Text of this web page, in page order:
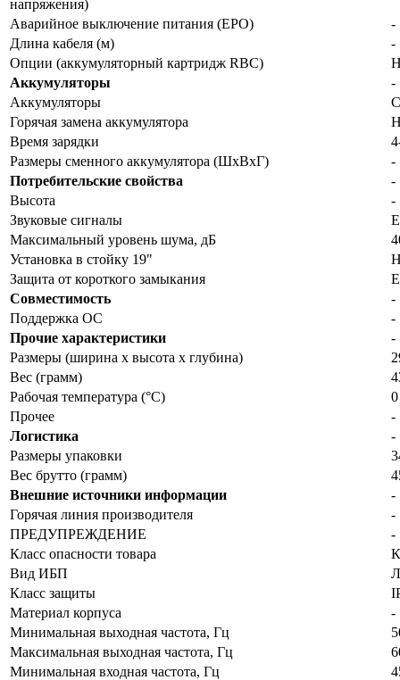
напряжения)
Аварийное выключение питания (EPO)
-
Длина кабеля (м)
-
Опции (аккумуляторный картридж RBC)
Аккумуляторы
-
Аккумуляторы
Горячая замена аккумулятора
Время зарядки
Размеры сменного аккумулятора (ШхВхГ)
-
Потребительские свойства
-
Высота
-
Звуковые сигналы
Максимальный уровень шума, дБ
Установка в стойку 19"
Защита от короткого замыкания
Совместимость
-
Поддержка ОС
-
Прочие характеристики
-
Размеры (ширина x высота x глубина)
Вес (грамм)
Рабочая температура (°C)
Прочее
-
Логистика
-
Размеры упаковки
Вес брутто (грамм)
Внешние источники информации
-
Горячая линия производителя
-
ПРЕДУПРЕЖДЕНИЕ
-
Класс опасности товара
Вид ИБП
Класс защиты
Материал корпуса
-
Минимальная выходная частота, Гц
Максимальная выходная частота, Гц
Минимальная входная частота, Гц